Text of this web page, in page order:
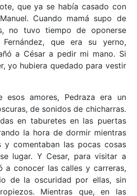
que ya se había casado con
Cuando mamá supo de
no tuvo tiempo de oponerse
Fernández, que era su yerno,
a César a pedir mi mano. Si
yo hubiera quedado para vestir
esos amores, Pedraza era un
de sonidos de chicharras.
en taburetes en las puertas
la hora de dormir mientras
y comentaban las pocas cosas
lugar. Y Cesar, para visitar a
a conocer las calles y carreras,
de la oscuridad por ellas, sin
Mientras que, en las